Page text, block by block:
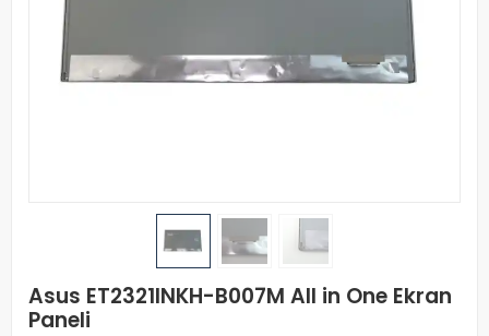
Asus ET2321INKH-B007M All in One Ekran
Paneli